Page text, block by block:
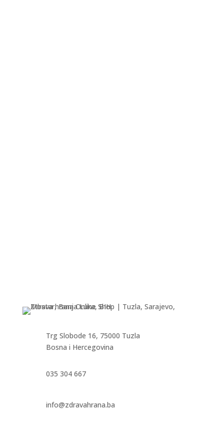
Trg Slobode 16, 75000 Tuzla
Bosna i Hercegovina
035 304 667
info@zdravahrana.ba